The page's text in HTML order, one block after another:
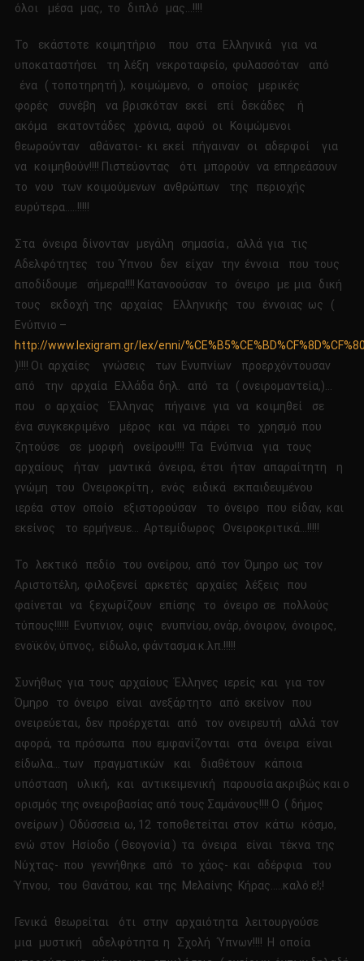
όλοι μέσα μας, το διπλό μας…!!!!
Το εκάστοτε κοιμητήριο που στα Ελληνικά για να
υποκαταστήσει τη λέξη νεκροταφείο, φυλασσόταν από
ένα ( τοποτηρητή ), κοιμώμενο, ο οποίος μερικές
φορές συνέβη να βρισκόταν εκεί επί δεκάδες ή
ακόμα εκατοντάδες χρόνια, αφού οι Κοιμώμενοι
θεωρούνταν αθάνατοι- κι εκεί πήγαιναν οι αδερφοί για
να κοιμηθούν!!!! Πιστεύοντας ότι μπορούν να επηρεάσουν
το νου των κοιμούμενων ανθρώπων της περιοχής
ευρύτερα…..!!!!!
Στα όνειρα δίνονταν μεγάλη σημασία , αλλά για τις
Αδελφότητες του Ύπνου δεν είχαν την έννοια που τους
αποδίδουμε σήμερα!!!! Κατανοούσαν το όνειρο με μια δική
τους εκδοχή της αρχαίας Ελληνικής του έννοιας ως (
Ενύπνιο –
http://www.lexigram.gr/lex/enni/
)!!!! Οι αρχαίες γνώσεις των Ενυπνίων προερχόντουσαν
από την αρχαία Ελλάδα δηλ. από τα ( ονειρομαντεία,)…
που ο αρχαίος Έλληνας πήγαινε για να κοιμηθεί σε
ένα συγκεκριμένο μέρος και να πάρει το χρησμό που
ζητούσε σε μορφή ονείρου!!!! Τα Ενύπνια για τους
αρχαίους ήταν μαντικά όνειρα, έτσι ήταν απαραίτητη η
γνώμη του Ονειροκρίτη , ενός ειδικά εκπαιδευμένου
ιερέα στον οποίο εξιστορούσαν το όνειρο που είδαν, και
εκείνος το ερμήνευε… Αρτεμίδωρος Ονειροκριτικά…!!!!!
Το λεκτικό πεδίο του ονείρου, από τον Όμηρο ως τον
Αριστοτέλη, φιλοξενεί αρκετές αρχαίες λέξεις που
φαίνεται να ξεχωρίζουν επίσης το όνειρο σε πολλούς
τύπους!!!!!! Ενυπνιον, οψις ενυπνίου, ονάρ, όνοιρον, όνοιρος,
ενοϊκόν, ύπνος, είδωλο, φάντασμα κ.λπ.!!!!!
Συνήθως για τους αρχαίους Έλληνες ιερείς και για τον
Όμηρο το όνειρο είναι ανεξάρτητο από εκείνον που
ονειρεύεται, δεν προέρχεται από τον ονειρευτή αλλά τον
αφορά, τα πρόσωπα που εμφανίζονται στα όνειρα είναι
είδωλα… των πραγματικών και διαθέτουν κάποια
υπόσταση υλική, και αντικειμενική παρουσία ακριβώς και ο
ορισμός της ονειροβασίας από τους Σαμάνους!!!! Ο ( δήμος
ονείρων ) Οδύσσεια ω, 12 τοποθετείται στον κάτω κόσμο,
ενώ στον Ησίοδο ( Θεογονία ) τα όνειρα είναι τέκνα της
Νύχτας- που γεννήθηκε από το χάος- και αδέρφια του
Ύπνου, του Θανάτου, και της Μελαίνης Κήρας…..καλό ε!;!
Γενικά θεωρείται ότι στην αρχαιότητα λειτουργούσε
μια μυστική αδελφότητα η Σχολή Ύπνων!!!! Η οποία